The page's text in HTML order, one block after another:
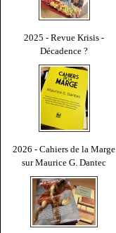
2025 - Revue Krisis -
Décadence ?
2026 - Cahiers de la Marge
sur Maurice G. Dantec